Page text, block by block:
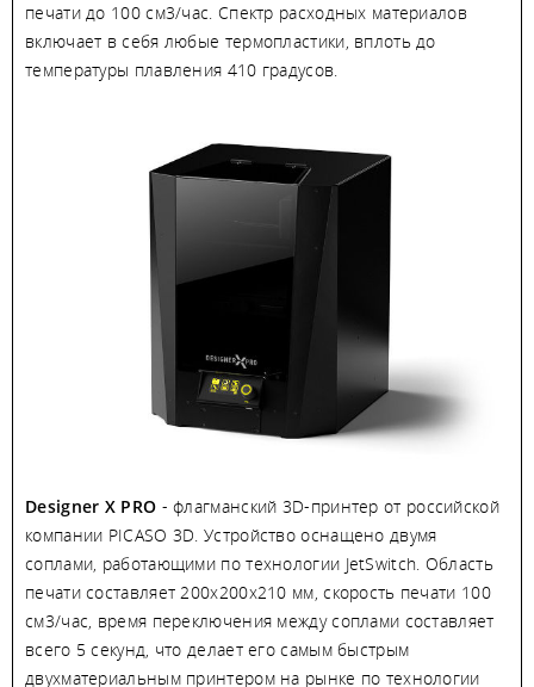
печати до 100 см3/час. Спектр расходных материалов
включает в себя любые термопластики, вплоть до
температуры плавления 410 градусов.
Designer X PRO - флагманский 3D-принтер от российской
компании PICASO 3D. Устройство оснащено двумя
соплами, работающими по технологии JetSwitch. Область
печати составляет 200х200х210 мм, скорость печати 100
см3/час, время переключения между соплами составляет
всего 5 секунд, что делает его самым быстрым
двухматериальным принтером на рынке по технологии